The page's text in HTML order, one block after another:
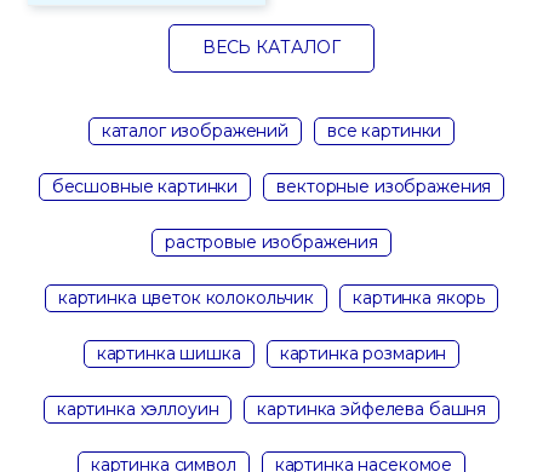
ВЕСЬ КАТАЛОГ
каталог изображений все картинки
бесшовные картинки векторные изображения
растровые изображения
картинка цветок колокольчик картинка якорь
картинка шишка картинка розмарин
картинка хэллоуин картинка эйфелева башня
картинка символ картинка насекомое